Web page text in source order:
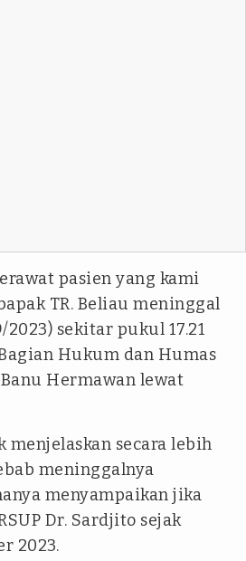
pasien yang kami
TR. Beliau meninggal
sekitar pukul 17.21
Hukum dan Humas
Hermawan lewat
menjelaskan secara lebih
meninggalnya
menyampaikan jika
Dr. Sardjito sejak
2023.